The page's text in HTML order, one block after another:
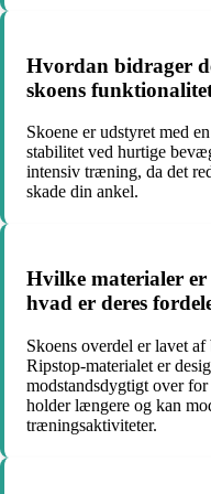
Hvordan bidrager
skoens
Skoene er udstyret med
stabilitet ved hurtige
intensiv træning, da det
skade din ankel.
Hvilke materialer er
hvad er deres
Skoens overdel er lavet
Ripstop-materialet er
modstandsdygtigt over
holder længere og kan
træningsaktiviteter.